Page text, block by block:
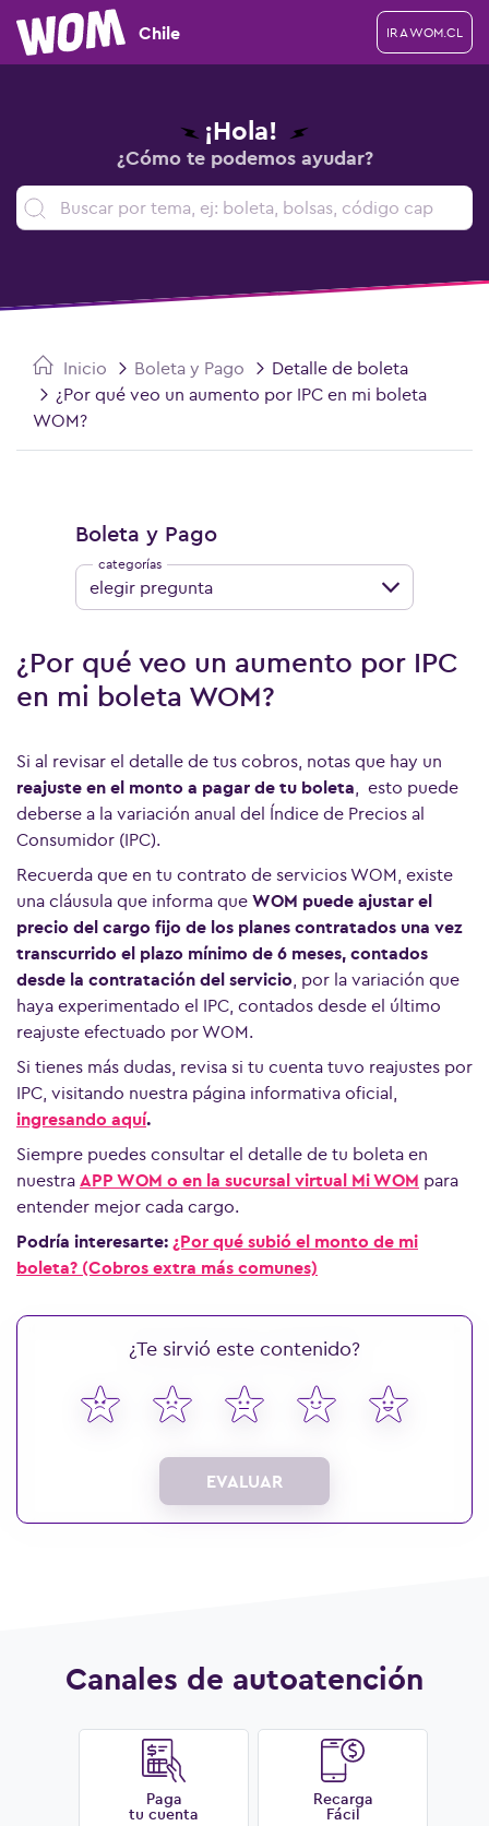
Chile IR A WOM.CL
¡Hola!
¿Cómo te podemos ayudar?
Inicio Boleta y Pago
Detalle de boleta
¿Por qué veo un aumento por IPC en mi boleta
WOM?
¿Por qué veo un aumento por IPC
en mi boleta WOM?
Si al revisar el detalle de tus cobros, notas que hay un
reajuste en el monto a pagar de tu boleta, esto puede
deberse a la variación anual del Índice de Precios al
Consumidor (IPC).
Recuerda que en tu contrato de servicios WOM, existe
una cláusula que informa que WOM puede ajustar el
precio del cargo fijo de los planes contratados una vez
transcurrido el plazo mínimo de 6 meses, contados
desde la contratación del servicio, por la variación que
haya experimentado el IPC, contados desde el último
reajuste efectuado por WOM.
Si tienes más dudas, revisa si tu cuenta tuvo reajustes por
IPC, visitando nuestra página informativa oficial,
ingresando aquí.
Siempre puedes consultar el detalle de tu boleta en
nuestra APP WOM o en la sucursal virtual Mi WOM para
entender mejor cada cargo.
Podría interesarte: ¿Por qué subió el monto de mi
boleta? (Cobros extra más comunes)
¿Te sirvió este contenido?
EVALUAR
Boleta y Pago
elegir pregunta
Canales de autoatención
Paga
tu cuenta
Recarga
Fácil